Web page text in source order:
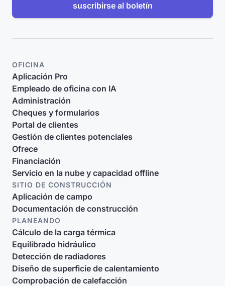
suscribirse al boletín
OFICINA
Aplicación Pro
Empleado de oficina con IA
Administración
Cheques y formularios
Portal de clientes
Gestión de clientes potenciales
Ofrece
Financiación
Servicio en la nube y capacidad offline
SITIO DE CONSTRUCCIÓN
Aplicación de campo
Documentación de construcción
PLANEANDO
Cálculo de la carga térmica
Equilibrado hidráulico
Detección de radiadores
Diseño de superficie de calentamiento
Comprobación de calefacción